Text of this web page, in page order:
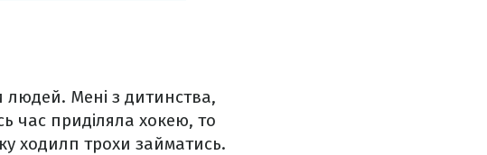
людей. Мені з дитинства,
час приділяла хокею, то
ходилп трохи займатись.